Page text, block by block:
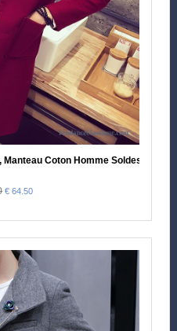
Coton Homme Soldes
€ 64.50